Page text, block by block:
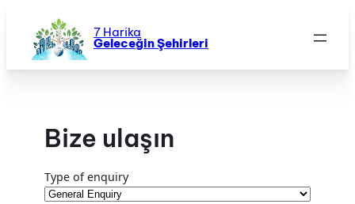
7 Harika
Geleceğin Şehirleri
Bize ulaşın
Type of enquiry